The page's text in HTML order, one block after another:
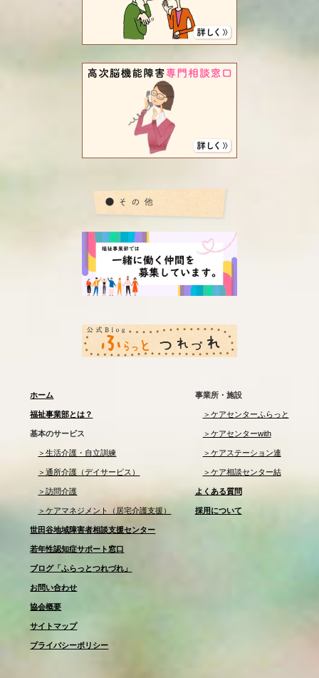
ホーム
福祉事業部とは？
基本のサービス
＞生活介護・自立訓練
＞通所介護（デイサービス）
＞訪問介護
＞ケアマネジメント（居宅介護支援）
事業所・施設
＞ケアセンターふらっと
＞ケアセンターwith
＞ケアステーション連
＞ケア相談センター結
よくある質問
採用について
世田谷地域障害者相談支援センター
若年性認知症サポート窓口
ブログ「ふらっとつれづれ」
お問い合わせ
協会概要
サイトマップ
プライバシーポリシー